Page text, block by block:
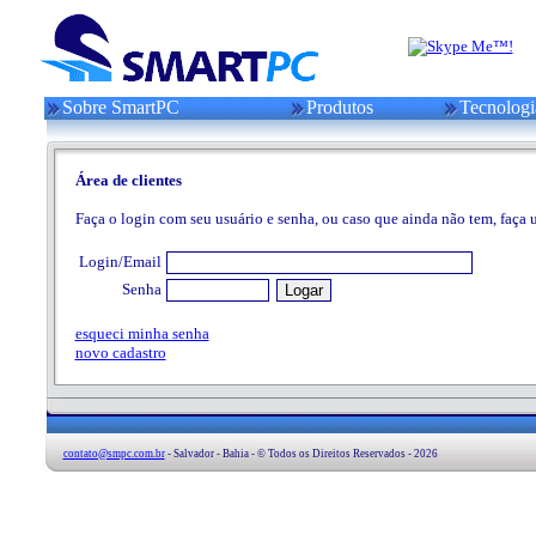
Sobre SmartPC Produtos
Área de clientes
Faça o login com seu usuário e senha, ou caso que ainda não tem, faça
Login/Email
Senha
esqueci minha senha
novo cadastro
contato@smpc.com.br- Salvador - Bahia - © Todos os Direitos Reservados - 2026